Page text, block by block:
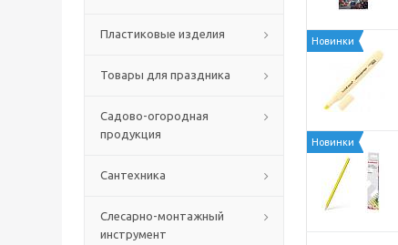
Пластиковые изделия
Товары для праздника
Садово-огородная
продукция
Сантехника
Слесарно-монтажный
инструмент
Новинки
Новинки